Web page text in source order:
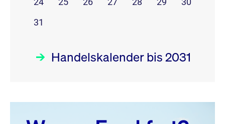
31
Handelskalender bis 2031
August 26